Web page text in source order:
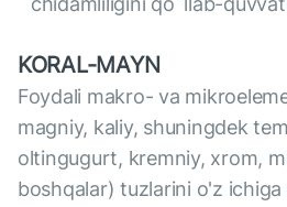
KORAL-MAYN
Foydali makro- va
magniy, kaliy, shuningdek
oltingugurt, kremniy, xrom,
boshqalar) tuzlarini o'z